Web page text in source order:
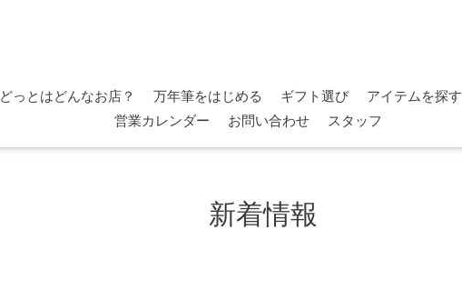
どっとはどんなお店？ 万年筆をはじめる ギフト選び アイテムを探す
営業カレンダー
お問い合わせ スタッフ
新着情報